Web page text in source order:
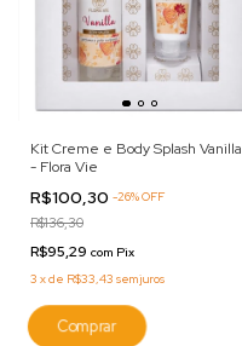
Kit Creme e Body Splash Vanilla
- Flora Vie
R$100,30 -26%OFF
R$136,30
R$95,29 com Pix
3 xde R$33,43 sem juros